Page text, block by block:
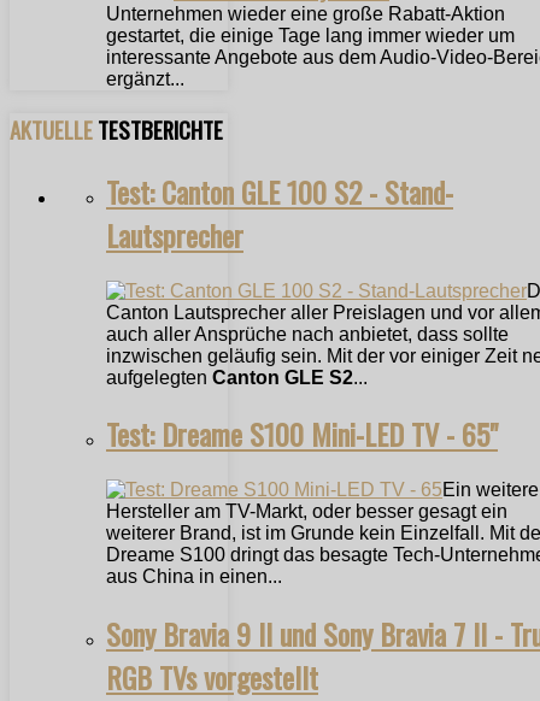
Unternehmen wieder eine große Rabatt-Aktion
gestartet, die einige Tage lang immer wieder um
interessante Angebote aus dem Audio-Video-
ergänzt...
AKTUELLETESTBERICHTE
Test: Canton GLE 100 S2 - Stand-
Lautsprecher
Canton Lautsprecher aller Preislagen und vor
auch aller Ansprüche nach anbietet, dass sollte
inzwischen geläufig sein. Mit der vor einiger Zeit
aufgelegten Canton GLE S2...
Test: Dreame S100 Mini-LED TV - 65"
Ein
Hersteller am TV-Markt, oder besser gesagt ein
weiterer Brand, ist im Grunde kein Einzelfall. Mit
Dreame S100 dringt das besagte Tech-
aus China in einen...
Sony Bravia 9 II und Sony Bravia 7 II -
RGB TVs vorgestellt